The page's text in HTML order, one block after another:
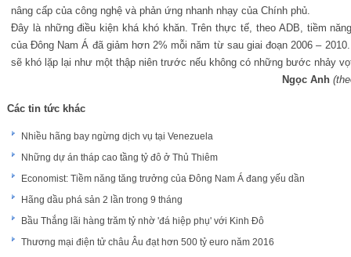
nâng cấp của công nghệ và phản ứng nhanh nhạy của Chính phủ.
Đây là những điều kiện khá khó khăn. Trên thực tế, theo ADB, tiềm
của Đông Nam Á đã giảm hơn 2% mỗi năm từ sau giai đoạn 2006 –
sẽ khó lặp lại như một thập niên trước nếu không có những bước nhảy
Ngọc Anh
Các tin tức khác
Nhiều hãng bay ngừng dịch vụ tại Venezuela
Những dự án tháp cao tầng tỷ đô ở Thủ Thiêm
Economist: Tiềm năng tăng trưởng của Đông Nam Á đang yếu dần
Hãng dầu phá sản 2 lần trong 9 tháng
Bầu Thắng lãi hàng trăm tỷ nhờ 'đá hiệp phụ' với Kinh Đô
Thương mại điện tử châu Âu đạt hơn 500 tỷ euro năm 2016